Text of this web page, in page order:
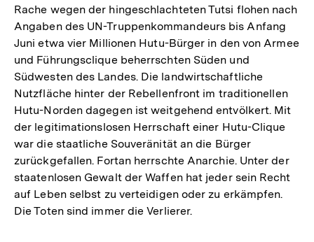
Rache wegen der hingeschlachteten Tutsi flohen nach
Angaben des UN-Truppenkommandeurs bis Anfang
Juni etwa vier Millionen Hutu-Bürger in den von Armee
und Führungsclique beherrschten Süden und
Südwesten des Landes. Die landwirtschaftliche
Nutzfläche hinter der Rebellenfront im traditionellen
Hutu-Norden dagegen ist weitgehend entvölkert. Mit
der legitimationslosen Herrschaft einer Hutu-Clique
war die staatliche Souveränität an die Bürger
zurückgefallen. Fortan herrschte Anarchie. Unter der
staatenlosen Gewalt der Waffen hat jeder sein Recht
auf Leben selbst zu verteidigen oder zu erkämpfen.
Die Toten sind immer die Verlierer.